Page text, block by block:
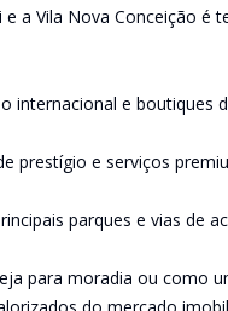
a Vila Nova Conceição é
internacional e boutiques
prestígio e serviços
parques e vias de
para moradia ou como